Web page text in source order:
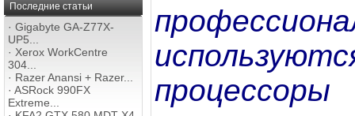
Последние статьи
· Gigabyte GA-Z77X-
UP5...
· Xerox WorkCentre
304...
· Razer Anansi + Razer...
· ASRock 990FX
Extreme...